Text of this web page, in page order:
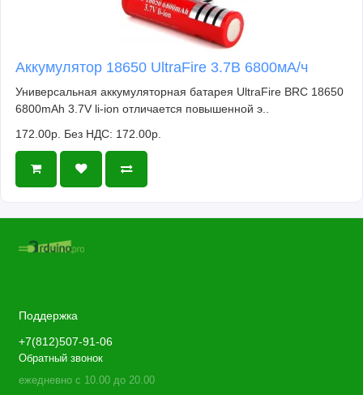
Аккумулятор 18650 UltraFire 3.7В 6800мА/ч
Универсальная аккумуляторная батарея UltraFire BRC 18650
6800mAh 3.7V li-ion отличается повышенной э..
172.00р. Без НДС: 172.00р.
Поддержка
+7(812)507-91-06
Обратный звонок
ежедневно с 10.00 до 20.00